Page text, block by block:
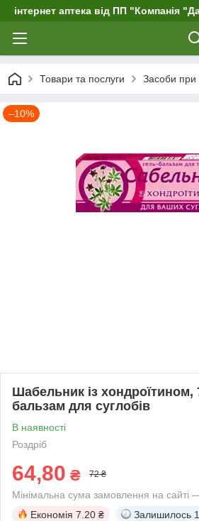
інтернет аптека від ПП "Компанія
Товари та послуги Засоби при
–10%
Шабельник із хондроїтином,
бальзам для суглобів
В наявності
Роздріб
64,80 ₴ 72 ₴
Мінімальна сума замовлення на сайті
Економія 7.20 ₴ Залишилось